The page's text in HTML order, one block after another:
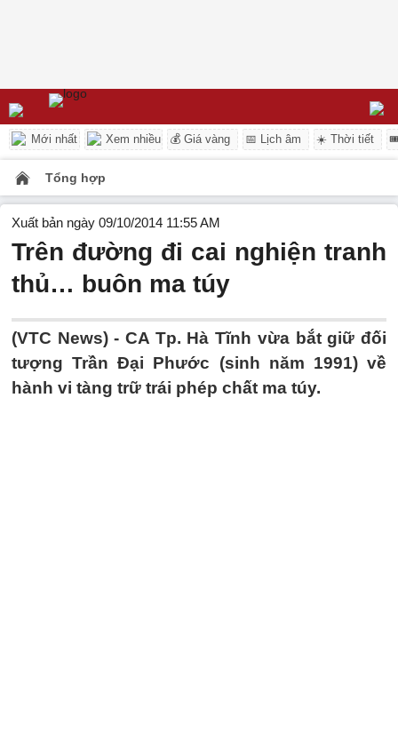
Mới nhất Xem nhiều 💰 Giá vàng 📅 Lịch âm ☀️ Thời tiết
Tổng hợp
Xuất bản ngày 09/10/2014 11:55 AM
Trên đường đi cai nghiện tranh
thủ… buôn ma túy
(VTC News) - CA Tp. Hà Tĩnh vừa bắt giữ đối
tượng Trần Đại Phước (sinh năm 1991) về
hành vi tàng trữ trái phép chất ma túy.